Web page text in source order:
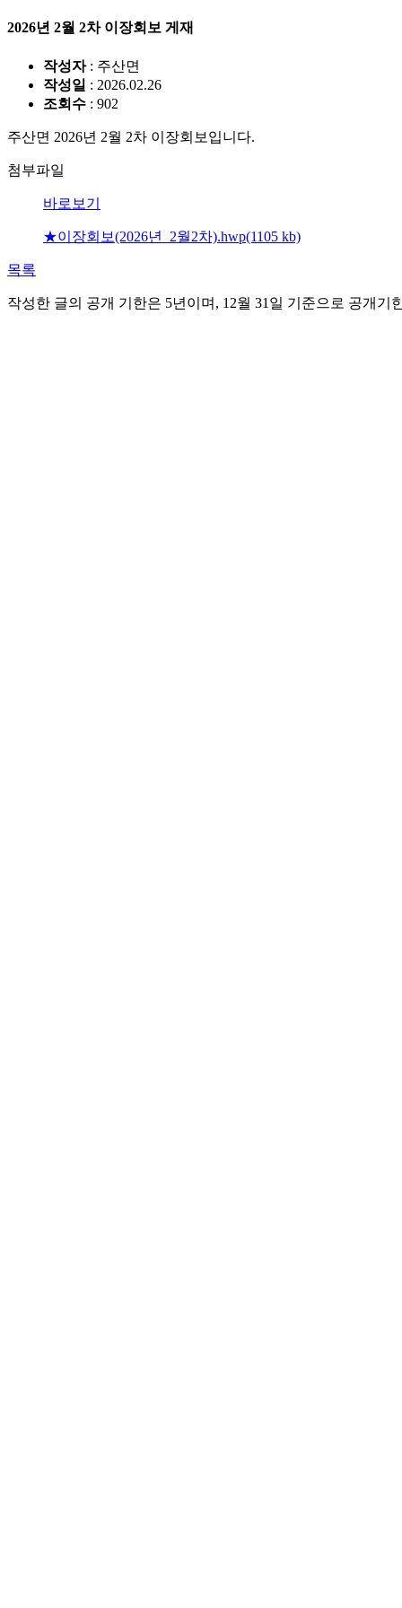
2026년 2월 2차 이장회보 게재
작성자: 주산면
작성일 : 2026.02.26
조회수 : 902
주산면 2026년 2월 2차 이장회보입니다.
첨부파일
바로보기
★이장회보(2026년_2월2차).hwp(1105 kb)
목록
작성한 글의 공개 기한은 5년이며, 12월 31일 기준으로 공개기